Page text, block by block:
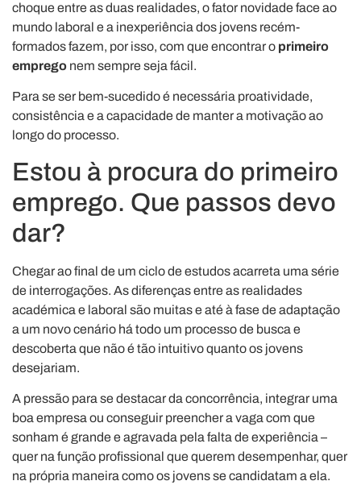
choque entre as duas realidades, o fator novidade face ao
mundo laboral e a inexperiência dos jovens recém-
formados fazem, por isso, com que encontrar o primeiro
emprego nem sempre seja fácil.
Para se ser bem-sucedido é necessária proatividade,
consistência e a capacidade de manter a motivação ao
longo do processo.
Estou à procura do primeiro
emprego. Que passos devo
dar?
Chegar ao final de um ciclo de estudos acarreta uma série
de interrogações. As diferenças entre as realidades
académica e laboral são muitas e até à fase de adaptação
a um novo cenário há todo um processo de busca e
descoberta que não é tão intuitivo quanto os jovens
desejariam.
A pressão para se destacar da concorrência, integrar uma
boa empresa ou conseguir preencher a vaga com que
sonham é grande e agravada pela falta de experiência –
quer na função profissional que querem desempenhar, quer
na própria maneira como os jovens se candidatam a ela.